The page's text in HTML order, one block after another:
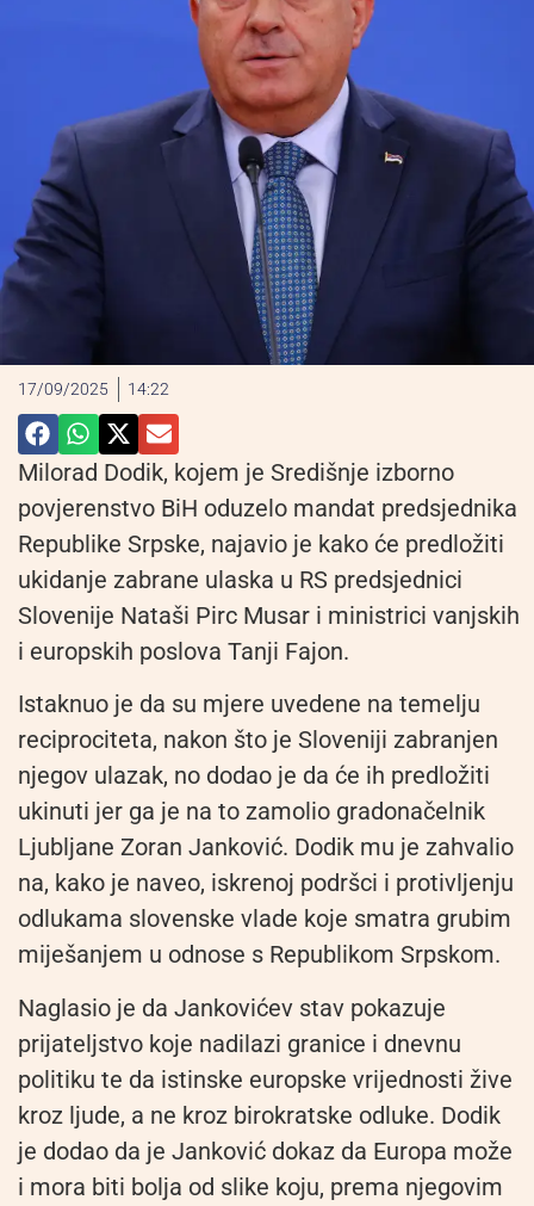
17/09/2025 14:22
Milorad Dodik, kojem je Središnje izborno
povjerenstvo BiH oduzelo mandat predsjednika
Republike Srpske, najavio je kako će predložiti
ukidanje zabrane ulaska u RS predsjednici
Slovenije Nataši Pirc Musar i ministrici vanjskih
i europskih poslova Tanji Fajon.
Istaknuo je da su mjere uvedene na temelju
reciprociteta, nakon što je Sloveniji zabranjen
njegov ulazak, no dodao je da će ih predložiti
ukinuti jer ga je na to zamolio gradonačelnik
Ljubljane Zoran Janković. Dodik mu je zahvalio
na, kako je naveo, iskrenoj podršci i protivljenju
odlukama slovenske vlade koje smatra grubim
miješanjem u odnose s Republikom Srpskom.
Naglasio je da Jankovićev stav pokazuje
prijateljstvo koje nadilazi granice i dnevnu
politiku te da istinske europske vrijednosti žive
kroz ljude, a ne kroz birokratske odluke. Dodik
je dodao da je Janković dokaz da Europa može
i mora biti bolja od slike koju, prema njegovim